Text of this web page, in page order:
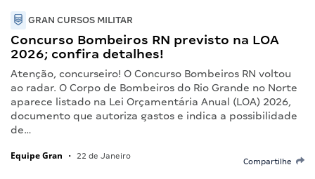
GRAN CURSOS MILITAR
Concurso Bombeiros RN previsto na LOA
2026; confira detalhes!
Atenção, concurseiro! O Concurso Bombeiros RN voltou
ao radar. O Corpo de Bombeiros do Rio Grande no Norte
aparece listado na Lei Orçamentária Anual (LOA) 2026,
documento que autoriza gastos e indica a possibilidade
de…
Equipe Gran • 22 de Janeiro
Compartilhe